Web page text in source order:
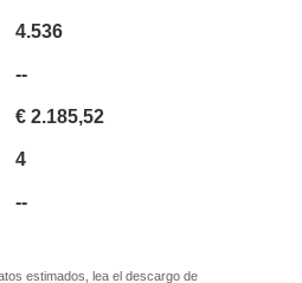
4.536
--
€ 2.185,52
4
--
estimados, lea el descargo de